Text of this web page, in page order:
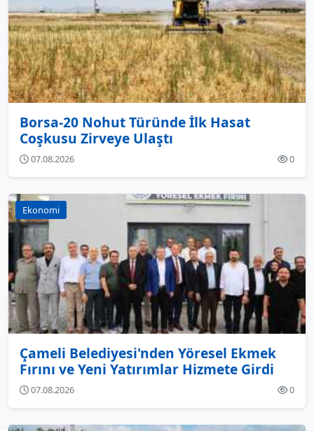
Borsa-20 Nohut Türünde İlk Hasat
Coşkusu Zirveye Ulaştı
07.08.2026 0
Ekonomi
Çameli Belediyesi'nden Yöresel Ekmek
Fırını ve Yeni Yatırımlar Hizmete Girdi
07.08.2026 0